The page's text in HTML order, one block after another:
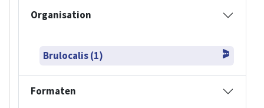
Organisation
Brulocalis (1)
Formaten